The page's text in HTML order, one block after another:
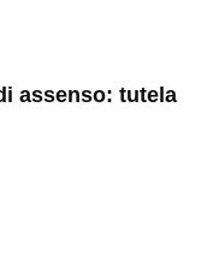
assenso: tutela